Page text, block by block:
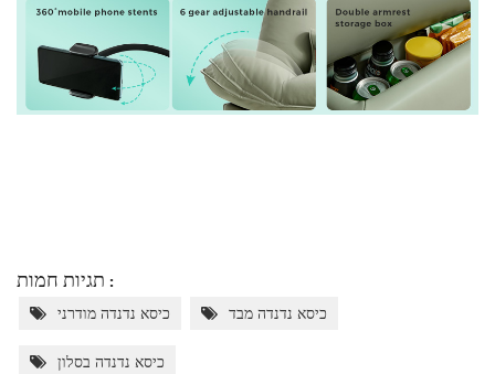
תגיות חמות :
כיסא נדנדה מודרני כיסא נדנדה מבד
כיסא נדנדה בסלון